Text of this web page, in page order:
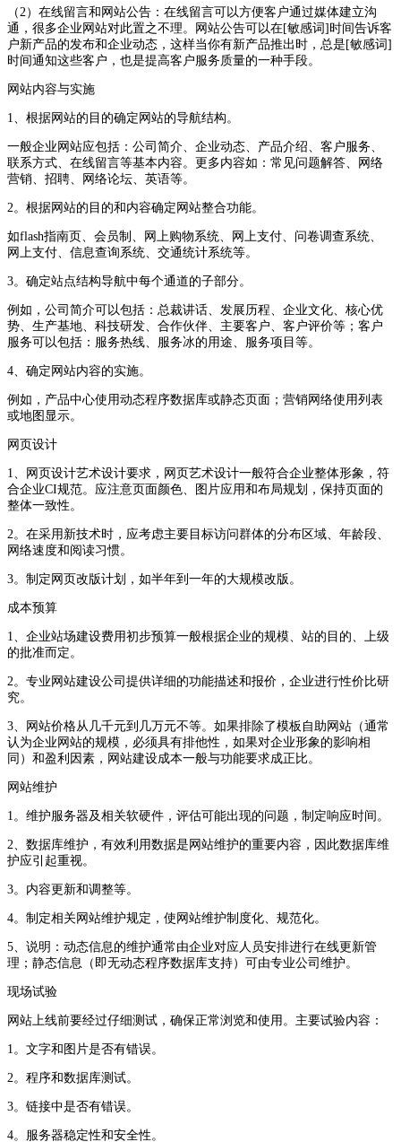
（2）在线留言和网站公告：在线留言可以方便客户通过媒体建立沟
通，很多企业网站对此置之不理。网站公告可以在[敏感词]时间告诉客
户新产品的发布和企业动态，这样当你有新产品推出时，总是[敏感词]
时间通知这些客户，也是提高客户服务质量的一种手段。
网站内容与实施
1、根据网站的目的确定网站的导航结构。
一般企业网站应包括：公司简介、企业动态、产品介绍、客户服务、
联系方式、在线留言等基本内容。更多内容如：常见问题解答、网络
营销、招聘、网络论坛、英语等。
2。根据网站的目的和内容确定网站整合功能。
如flash指南页、会员制、网上购物系统、网上支付、问卷调查系统、
网上支付、信息查询系统、交通统计系统等。
3。确定站点结构导航中每个通道的子部分。
例如，公司简介可以包括：总裁讲话、发展历程、企业文化、核心优
势、生产基地、科技研发、合作伙伴、主要客户、客户评价等；客户
服务可以包括：服务热线、服务冰的用途、服务项目等。
4、确定网站内容的实施。
例如，产品中心使用动态程序数据库或静态页面；营销网络使用列表
或地图显示。
网页设计
1、网页设计艺术设计要求，网页艺术设计一般符合企业整体形象，符
合企业CI规范。应注意页面颜色、图片应用和布局规划，保持页面的
整体一致性。
2。在采用新技术时，应考虑主要目标访问群体的分布区域、年龄段、
网络速度和阅读习惯。
3。制定网页改版计划，如半年到一年的大规模改版。
成本预算
1、企业站场建设费用初步预算一般根据企业的规模、站的目的、上级
的批准而定。
2。专业网站建设公司提供详细的功能描述和报价，企业进行性价比研
究。
3、网站价格从几千元到几万元不等。如果排除了模板自助网站（通常
认为企业网站的规模，必须具有排他性，如果对企业形象的影响相
同）和盈利因素，网站建设成本一般与功能要求成正比。
网站维护
1。维护服务器及相关软硬件，评估可能出现的问题，制定响应时间。
2、数据库维护，有效利用数据是网站维护的重要内容，因此数据库维
护应引起重视。
3。内容更新和调整等。
4。制定相关网站维护规定，使网站维护制度化、规范化。
5、说明：动态信息的维护通常由企业对应人员安排进行在线更新管
理；静态信息（即无动态程序数据库支持）可由专业公司维护。
现场试验
网站上线前要经过仔细测试，确保正常浏览和使用。主要试验内容：
1。文字和图片是否有错误。
2。程序和数据库测试。
3。链接中是否有错误。
4。服务器稳定性和安全性。